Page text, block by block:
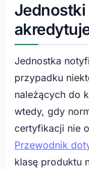
Jednostka
przypadku
należących do
wtedy, gdy
certyfikacji nie
Przewodnik
klasę produktu